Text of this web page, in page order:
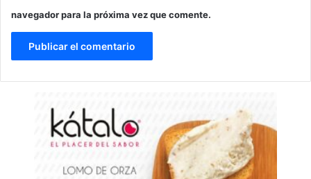
navegador para la próxima vez que comente.